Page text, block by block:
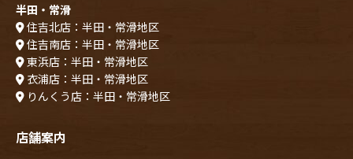
半田・常滑
住吉北店：半田・常滑地区
住吉南店：半田・常滑地区
東浜店：半田・常滑地区
衣浦店：半田・常滑地区
りんくう店：半田・常滑地区
店舗案内